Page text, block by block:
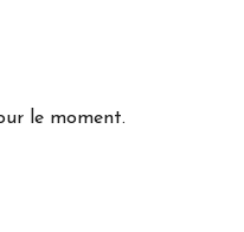
le moment.